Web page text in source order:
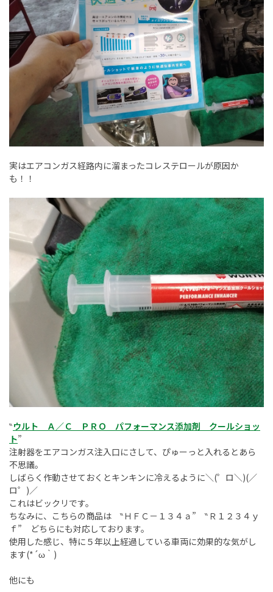
実はエアコンガス経路内に溜まったコレステロールが原因か
も！！
‶ウルト Ａ／Ｃ ＰＲＯ パフォーマンス添加剤 クールショッ
ト”
注射器をエアコンガス注入口にさして、ぴゅーっと入れるとあら
不思議。
しばらく作動させておくとキンキンに冷えるように＼(゜ロ＼)(／
ロ゜)／
これはビックリです。
ちなみに、こちらの商品は ‶ＨＦＣ－１３４ａ” ‶Ｒ１２３４ｙ
ｆ” どちらにも対応しております。
使用した感じ、特に５年以上経過している車両に効果的な気がし
ます(*´ω｀)
他にも